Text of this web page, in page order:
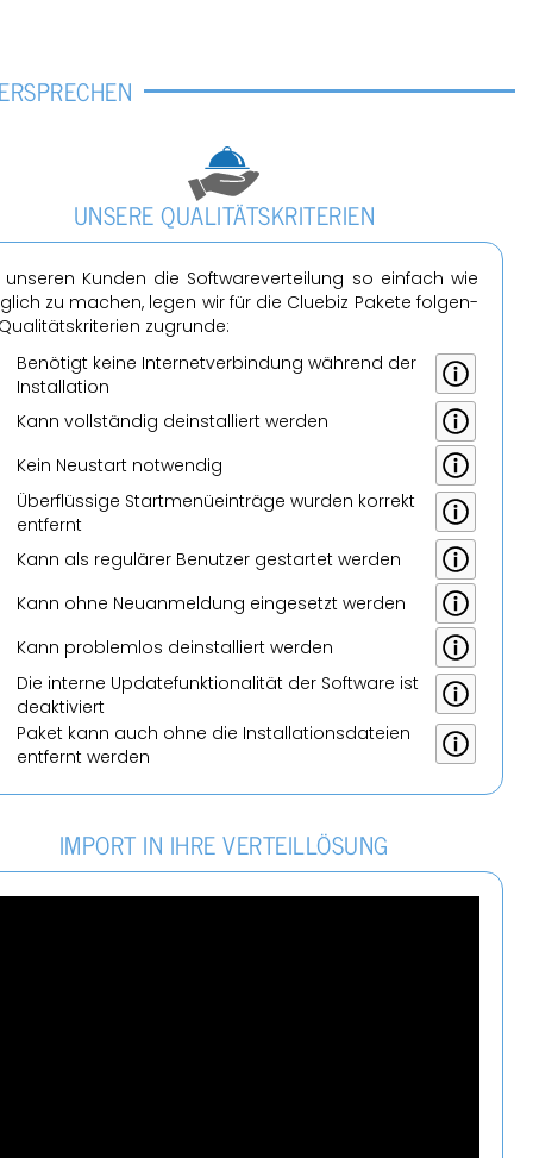
UN­SE­RE QUA­LI­TÄTS­KRI­TE­RI­EN
un­se­ren Kun­den die Soft­ware­ver­tei­lung so ein­fach wie
zu ma­chen, legen wir für die Clue­biz Pa­ke­te fol­gen­
zu­grun­de:
Be­nö­tigt keine In­ter­net­ver­bin­dung wäh­rend der
In­stal­la­ti­on
Kann voll­stän­dig de­instal­liert wer­den
Kein Neu­start not­wen­dig
Über­flüs­si­ge Start­menü­ein­trä­ge wur­den kor­rekt
ent­fernt
Kann als re­gu­lä­rer Be­nut­zer ge­star­tet wer­den
Kann ohne Neu­an­mel­dung ein­ge­setzt wer­den
Kann pro­blem­los de­instal­liert wer­den
Die in­ter­ne Up­datefunk­tio­na­li­tät der Soft­ware ist
de­ak­ti­viert
Paket kann auch ohne die In­stal­la­ti­ons­da­tei­en
ent­fernt wer­den
IM­PORT IN IHRE VER­TEIL­LÖ­SUNG